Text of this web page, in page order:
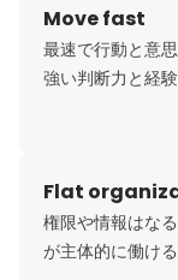
Move fast
最速で行動と意
強い判断力と経
Flat
権限や情報はな
が主体的に働け